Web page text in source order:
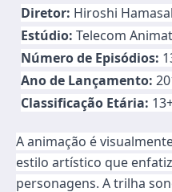
Diretor: Hiroshi
Estúdio: Telecom
Número de Episódios:
Ano de Lançamento:
Classificação Etária:
A animação é
estilo artístico que
personagens. A trilha